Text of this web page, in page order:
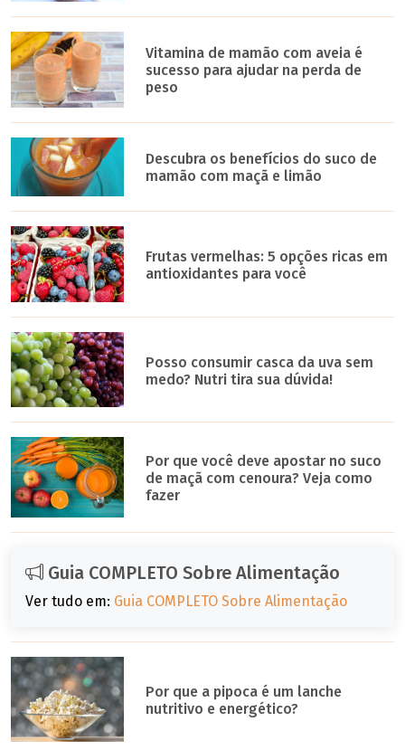
Vitamina de mamão com aveia é
sucesso para ajudar na perda de
peso
Descubra os benefícios do suco de
mamão com maçã e limão
Frutas vermelhas: 5 opções ricas em
antioxidantes para você
Posso consumir casca da uva sem
medo? Nutri tira sua dúvida!
Por que você deve apostar no suco
de maçã com cenoura? Veja como
fazer
Guia COMPLETO Sobre Alimentação
Ver tudo em: Guia COMPLETO Sobre Alimentação
Por que a pipoca é um lanche
nutritivo e energético?